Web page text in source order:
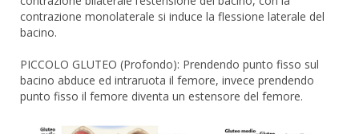
contrazione monolaterale si induce la flessione laterale del
bacino.
PICCOLO GLUTEO (Profondo): Prendendo punto fisso sul
bacino abduce ed intraruota il femore, invece prendendo
punto fisso il femore diventa un estensore del femore.